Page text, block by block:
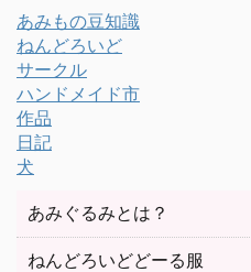
あみもの豆知識
ねんどろいど
サークル
ハンドメイド市
作品
日記
犬
あみぐるみとは？
ねんどろいどどーる服